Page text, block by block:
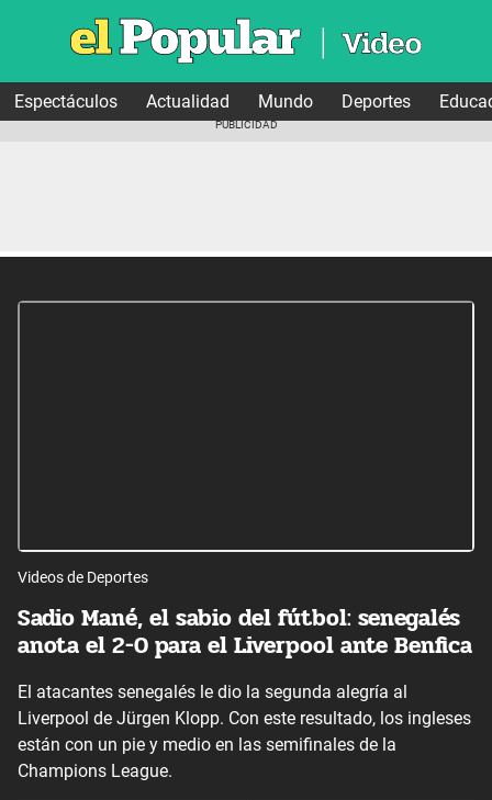
Espectáculos Actualidad Mundo Deportes
Videos de Deportes
Sadio Mané, el sabio del fútbol: senegalés
anota el 2-0 para el Liverpool ante Benfica
El atacantes senegalés le dio la segunda alegría al
Liverpool de Jürgen Klopp. Con este resultado, los ingleses
están con un pie y medio en las semifinales de la
Champions League.